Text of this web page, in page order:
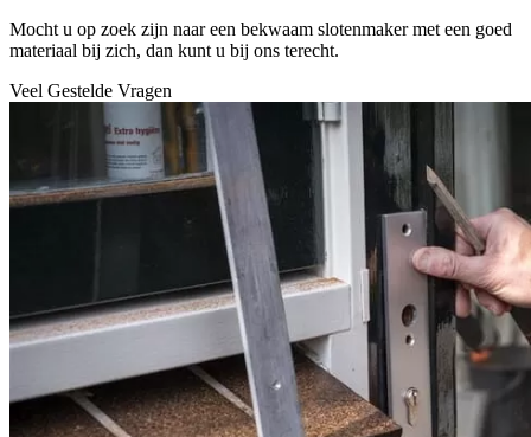
Mocht u op zoek zijn naar een bekwaam slotenmaker met een goed
materiaal bij zich, dan kunt u bij ons terecht.
Veel Gestelde Vragen